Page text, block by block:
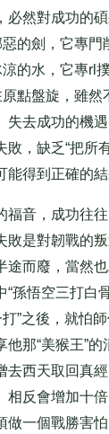
然對成功的碩
惡的劍，它專門
的水，它專rl
原點盤旋，雖
失去成功的機
敗，缺乏“把所
得到正確的結
音，成功往往
敗是對韌戰的
途而廢，當然
孫悟空三打白
打”之後，就怕
他那“美猴王”
去西天取回真
相反會增加十
做一個戰勝害